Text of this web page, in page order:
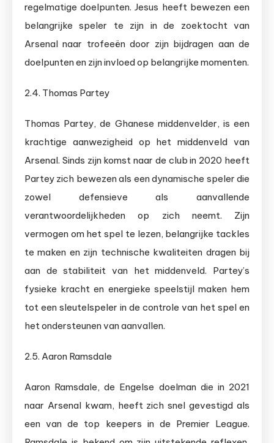
regelmatige doelpunten. Jesus heeft bewezen een
belangrijke speler te zijn in de zoektocht van
Arsenal naar trofeeën door zijn bijdragen aan de
doelpunten en zijn invloed op belangrijke momenten.
2.4. Thomas Partey
Thomas Partey, de Ghanese middenvelder, is een
krachtige aanwezigheid op het middenveld van
Arsenal. Sinds zijn komst naar de club in 2020 heeft
Partey zich bewezen als een dynamische speler die
zowel defensieve als aanvallende
verantwoordelijkheden op zich neemt. Zijn
vermogen om het spel te lezen, belangrijke tackles
te maken en zijn technische kwaliteiten dragen bij
aan de stabiliteit van het middenveld. Partey’s
fysieke kracht en energieke speelstijl maken hem
tot een sleutelspeler in de controle van het spel en
het ondersteunen van aanvallen.
2.5. Aaron Ramsdale
Aaron Ramsdale, de Engelse doelman die in 2021
naar Arsenal kwam, heeft zich snel gevestigd als
een van de top keepers in de Premier League.